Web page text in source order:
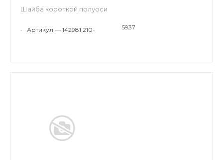
Шайба короткой полуоси
• Артикул — 142981 210- 5937